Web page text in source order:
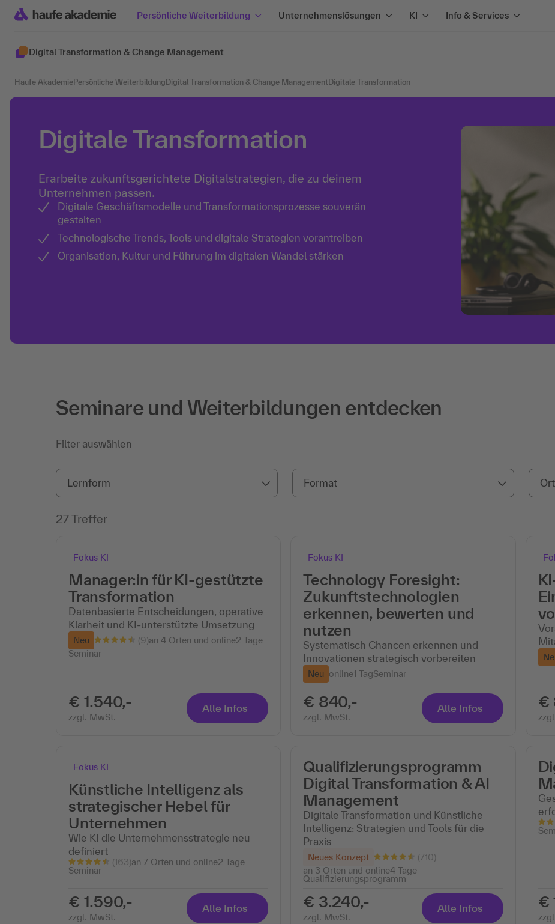
Persönliche Weiterbildung Unternehmenslösungen KI Info & Services
Digital Transformation & Change Management
Haufe Akademie Persönliche Weiterbildung Digital Transformation & Change Management Digitale Transformation
Digitale Transformation
Erarbeite zukunftsgerichtete Digitalstrategien, die zu deinem
Unternehmen passen.
Digitale Geschäftsmodelle und Transformationsprozesse souverän
gestalten
Technologische Trends, Tools und digitale Strategien vorantreiben
Organisation, Kultur und Führung im digitalen Wandel stärken
Seminare und Weiterbildungen entdecken
Filter auswählen
Lernform Format
27 Treffer
Fokus KI
Manager:in für KI-gestützte
Transformation
Datenbasierte Entscheidungen, operative
Klarheit und KI-unterstützte Umsetzung
Neu (9)an 4 Orten und online2 Tage
Seminar
€ 1.540,-
zzgl. MwSt.
Alle Infos
Fokus KI
Technology Foresight:
Zukunftstechnologien
erkennen, bewerten und
nutzen
Systematisch Chancen erkennen und
Innovationen strategisch vorbereiten
Neu online1 TagSeminar
€ 840,-
zzgl. MwSt.
Alle Infos €
Fokus KI
Künstliche Intelligenz als
strategischer Hebel für
Unternehmen
Wie KI die Unternehmensstrategie neu
definiert
(163)an 7 Orten und online2 Tage
Seminar
€ 1.590,-
zzgl. MwSt.
Alle Infos
Qualifizierungsprogramm
Digital Transformation & AI
Management
Digitale Transformation und Künstliche
Intelligenz: Strategien und Tools für die
Praxis
Neues Konzept
(710)
an 3 Orten und online4 Tage
Qualifizierungsprogramm
€ 3.240,-
zzgl. MwSt.
Alle Infos €